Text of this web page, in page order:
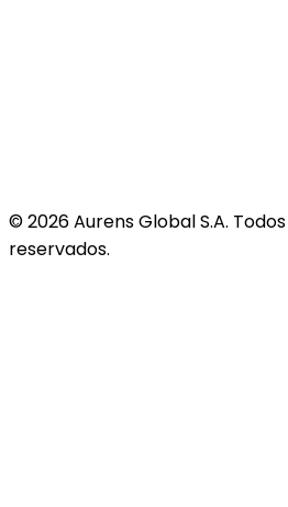
©2026Aurens Global S.A.
reservados.